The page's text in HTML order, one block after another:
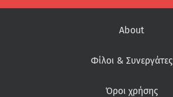
About
Φίλοι & Συνεργάτες
Όροι χρήσης